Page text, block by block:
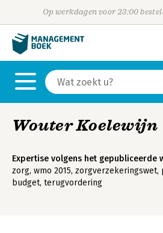
Op werkdagen voor 23:00
Wouter Koelewijn
Expertise volgens het gepubliceerde
zorg, wmo 2015,
budget, terugvordering